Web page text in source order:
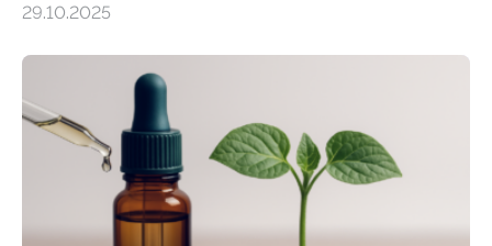
Forschende die bisher älteste bekannte Stechmücken-
Region Kachin in Myanmar und hat sich in
ausgezeichnetem Zustand erhalten. Es konnte als neue
Art einer neuen Gattung beschrieben werden und trägt
nun den Namen Cretosabethes primaevus. Dieser erste
fossile Nachweis einer Stechmückenlarve in Bernstein
stellt gleichzeitig den ersten Fossilfund einer
Mückenlarve aus dem Mesozoikum dar, denn…
29.10.2025